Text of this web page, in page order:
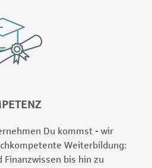
Du kommst - wir
Weiterbildung:
bis hin zu